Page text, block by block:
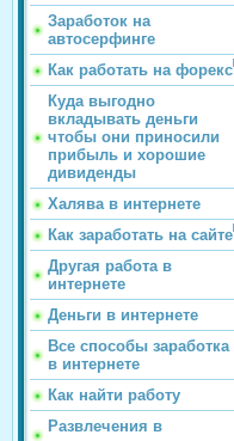
Заработок на
автосерфинге
Как работать на форекс
Куда выгодно
вкладывать деньги
чтобы они приносили
прибыль и хорошие
дивиденды
Халява в интернете
Как заработать на сайте
Другая работа в
интернете
Деньги в интернете
Все способы заработка
в интернете
Как найти работу
Развлечения в